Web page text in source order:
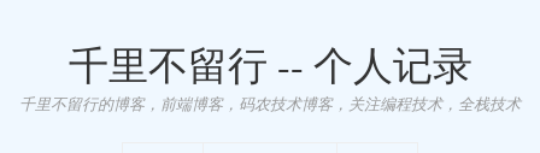
千里不留行 -- 个人记录
千里不留行的博客，前端博客，码农技术博客，关注编程技术，全栈技术